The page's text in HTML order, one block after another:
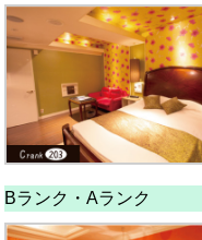
Bランク・ Aランク